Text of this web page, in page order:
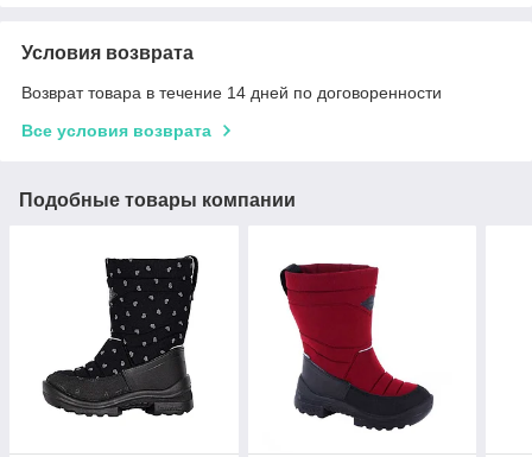
Условия возврата
Возврат товара в течение 14 дней по договоренности
Все условия возврата
Подобные товары компании